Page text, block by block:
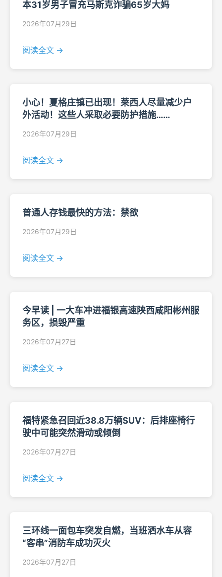
本31岁男子冒充马斯克诈骗65岁大妈
2026年07月29日
阅读全文 →
小心！夏格庄镇已出现！莱西人尽量减少户
外活动！这些人采取必要防护措施……
2026年07月29日
阅读全文 →
普通人存钱最快的方法：禁欲
2026年07月29日
阅读全文 →
今早读 | 一大车冲进福银高速陕西咸阳彬州服
务区，损毁严重
2026年07月27日
阅读全文 →
福特紧急召回近38.8万辆SUV：后排座椅行
驶中可能突然滑动或倾倒
2026年07月27日
阅读全文 →
三环线一面包车突发自燃，当班洒水车从容
“客串”消防车成功灭火
2026年07月27日